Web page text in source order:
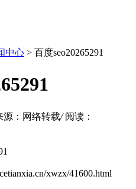
中心 > 百度seo20265291
源：网络转载/ 阅读：
xwzx/41600.html